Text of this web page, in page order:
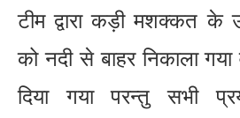
टीम द्वारा कड़ी मशक्कत के
को नदी से बाहर निकाला
दिया गया परन्तु सभी